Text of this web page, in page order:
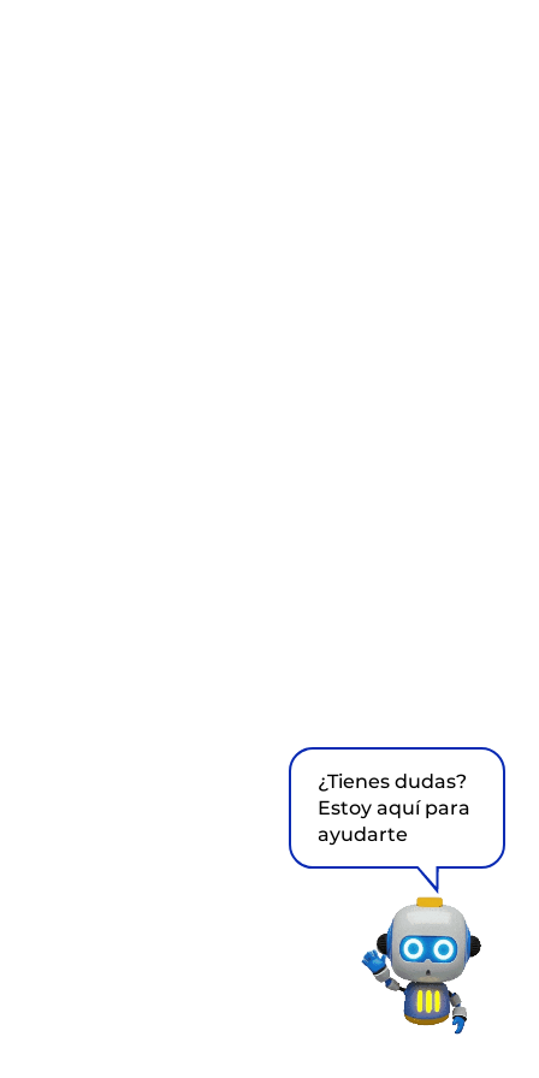
¿Tienes dudas?
Estoy aquí para
ayudarte